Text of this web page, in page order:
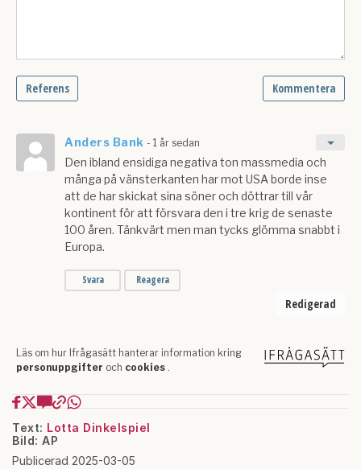
Text: Lotta Dinkelspiel
Bild: AP
Publicerad 2025-03-05